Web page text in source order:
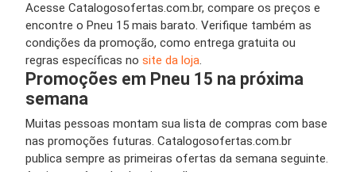
Acesse Catalogosofertas.com.br, compare os preços e
encontre o Pneu 15 mais barato. Verifique também as
condições da promoção, como entrega gratuita ou
regras específicas no site da loja.
Promoções em Pneu 15 na próxima
semana
Muitas pessoas montam sua lista de compras com base
nas promoções futuras. Catalogosofertas.com.br
publica sempre as primeiras ofertas da semana seguinte.